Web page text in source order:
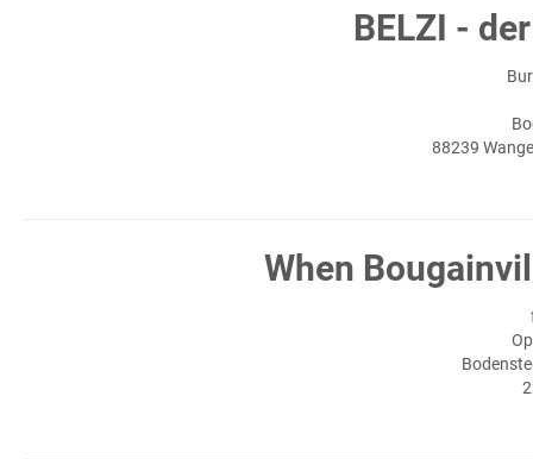
BELZI -
88239
When